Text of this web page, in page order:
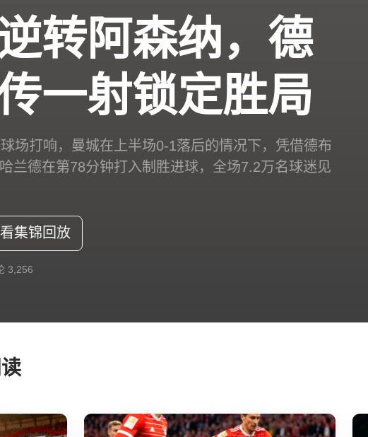
转阿森纳，德
一射锁定胜局
场打响，曼城在上半场0-1落后的情况下，凭借德布
兰德在第78分钟打入制胜进球，全场7.2万名球迷见
集锦回放
3,256